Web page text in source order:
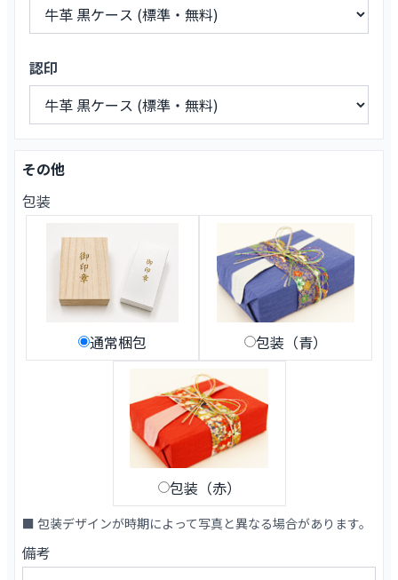
認印
その他
包装
通常梱包 包装（青）
包装（赤）
■ 包装デザインが時期によって写真と異なる場合があります。
備考